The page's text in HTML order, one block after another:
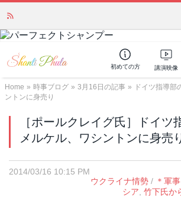
初めての方 講演映像
Home » 時事ブログ » 3月16日の記事 »
ドイツ指導部
ントンに身売り
［ポールクレイグ氏］ドイツ
メルケル、ワシントンに身売
2014/03/16 10:15 PM
ウクライナ情勢 / ＊軍
シア 竹下氏か